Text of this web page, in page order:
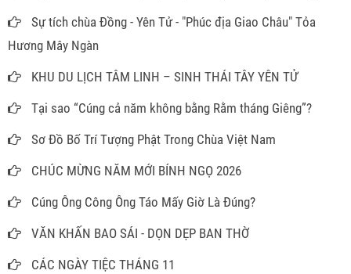
Sự tích chùa Đồng - Yên Tử - "Phúc địa Giao Châu" Tỏa
Hương Mây Ngàn
KHU DU LỊCH TÂM LINH – SINH THÁI TÂY YÊN TỬ
Tại sao “Cúng cả năm không bằng Rằm tháng Giêng”?
Sơ Đồ Bố Trí Tượng Phật Trong Chùa Việt Nam
CHÚC MỪNG NĂM MỚI BÍNH NGỌ 2026
Cúng Ông Công Ông Táo Mấy Giờ Là Đúng?
VĂN KHẤN BAO SÁI - DỌN DẸP BAN THỜ
CÁC NGÀY TIỆC THÁNG 11